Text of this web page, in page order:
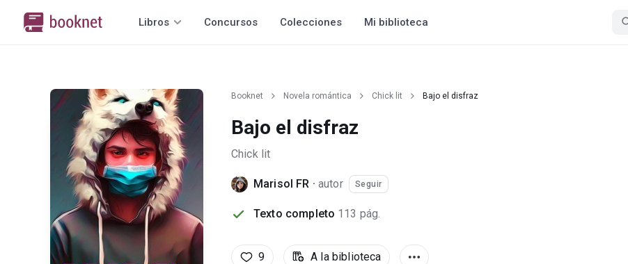
Libros Concursos Colecciones Mi biblioteca
Booknet Novela romántica Chick lit Bajo el disfraz
Bajo el disfraz
Chick lit
Marisol FR · autor Seguir
Texto completo 113 pág.
9 A la biblioteca